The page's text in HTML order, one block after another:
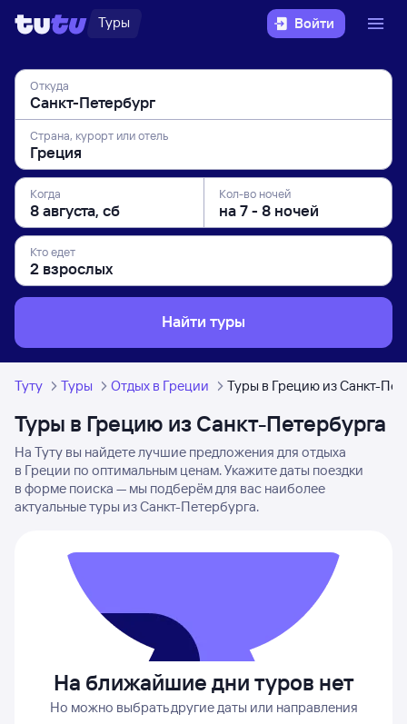
Туры Войти
Откуда
Страна, курорт или отель
Когда Кол-во ночей
Кто едет
Найти туры
Туту Туры Отдых в Греции Туры в Грецию из Санкт-
Туры в Грецию из Санкт-Петербурга
На Туту вы найдете лучшие предложения для отдыха
в Греции по оптимальным ценам. Укажите даты поездки
в форме поиска — мы подберём для вас наиболее
актуальные туры из Санкт-Петербурга.
На ближайшие дни туров нет
Но можно выбрать другие даты или направления